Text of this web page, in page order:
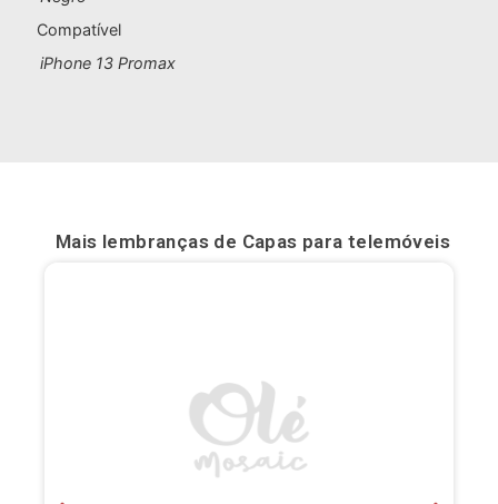
Bilbau
Castellón de la Plana
Fuerteventura
Compatível
iPhone 13 Promax
Mais lembranças de Capas para telemóveis